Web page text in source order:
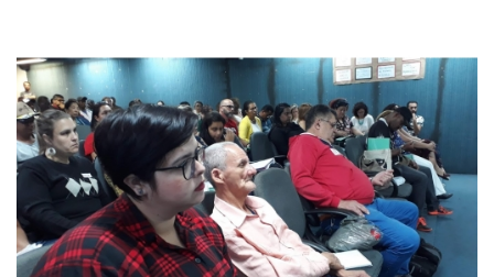
BIBLIOTECA
CPA
CPSA
PROUNI